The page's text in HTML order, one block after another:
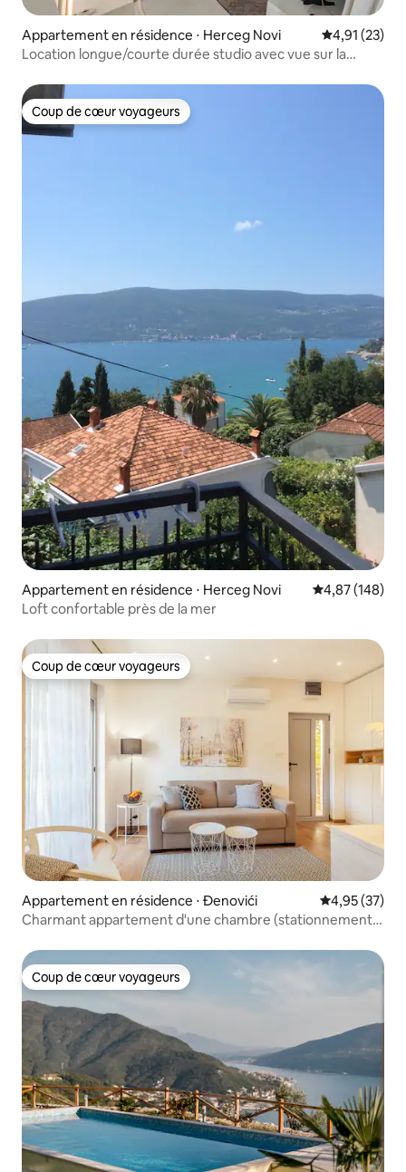
Appartement en résidence ⋅ Herceg Novi Évaluation
4,91 (23)
Location longue/courte durée studio avec vue sur la
Coup de cœur voyageurs
Coup de cœur voyageurs
Appartement en résidence ⋅ Herceg Novi Évaluation
4,87 (148)
Loft confortable près de la mer
Coup de cœur voyageurs
Coup de cœur voyageurs
Appartement en résidence ⋅ Đenovići Évaluation
4,95 (37)
Charmant appartement d'une chambre (stationnement
Coup de cœur voyageurs
Coup de cœur voyageurs